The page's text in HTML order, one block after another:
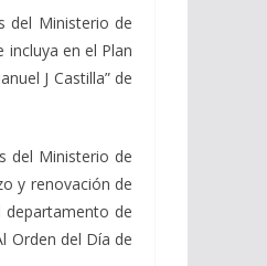
del Ministerio de
en el Plan
J Castilla” de
del Ministerio de
y renovación de
departamento de
Orden del Día de